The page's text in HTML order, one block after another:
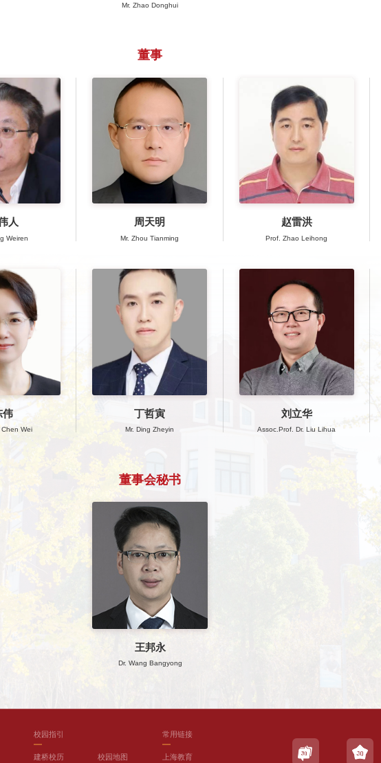
Mr. Zhao Donghui
董事
人
Weiren
周天明
Mr. Zhou Tianming
赵雷洪
Prof. Zhao Leihong
伟
Chen Wei
丁哲寅
Mr. Ding Zheyin
刘立华
Assoc.Prof. Dr. Liu Lihua
董事会秘书
王邦永
Dr. Wang Bangyong
校园指引
建桥校历 校园地图
常用链接
上海教育